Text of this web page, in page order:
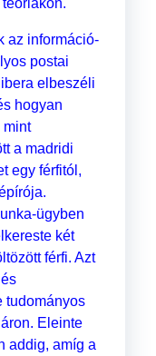
az információ-
postai
elbeszéli
hogyan
mint
a madridi
egy férfitól,
ügyben
két
férfi. Azt
tudományos
Eleinte
addig, amíg a